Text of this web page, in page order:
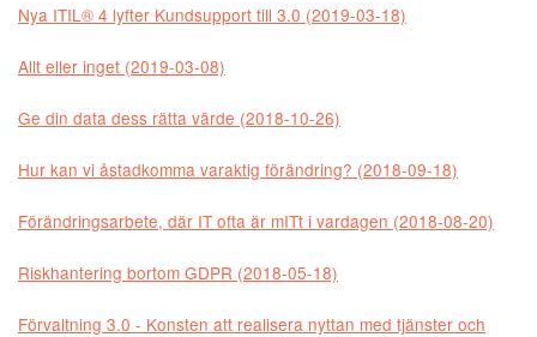
Nya ITIL® 4 lyfter Kundsupport till 3.0 (2019-03-18)
Allt eller inget (2019-03-08)
Ge din data dess rätta värde (2018-10-26)
Hur kan vi åstadkomma varaktig förändring? (2018-09-18)
Förändringsarbete, där IT ofta är mITt i vardagen (2018-08-20)
Riskhantering bortom GDPR (2018-05-18)
Förvaltning 3.0 - Konsten att realisera nyttan med tjänster och